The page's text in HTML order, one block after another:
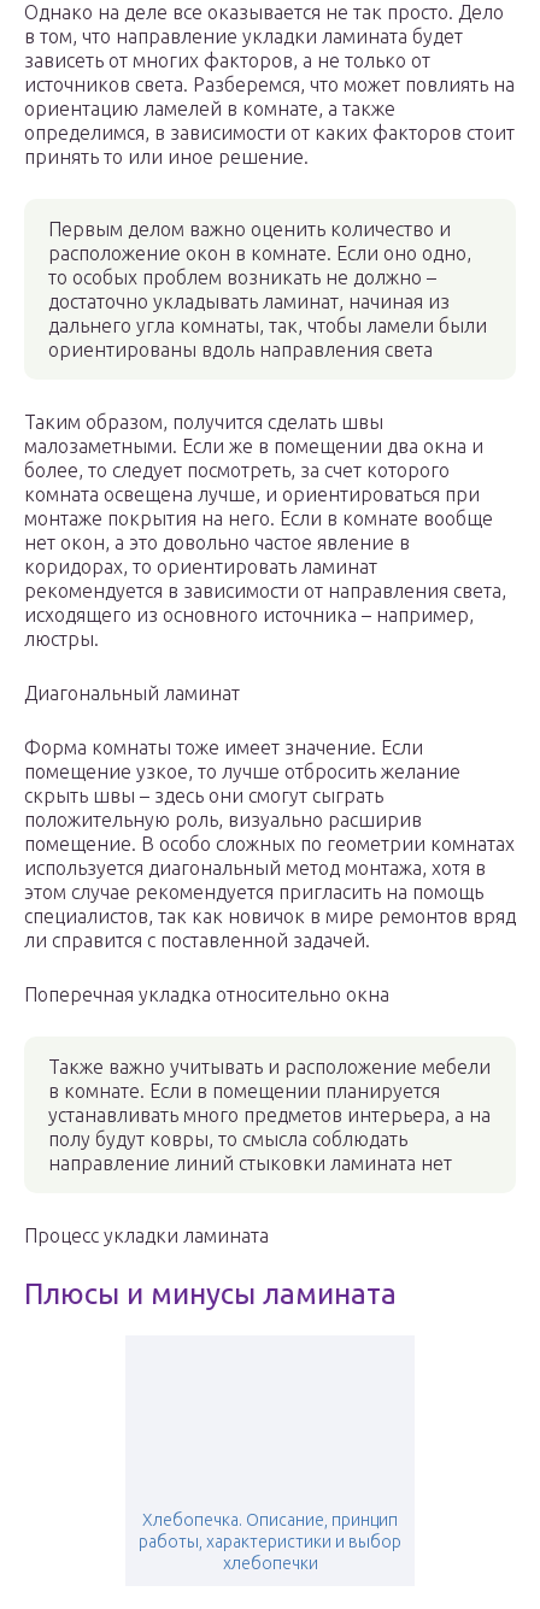
Однако на деле все оказывается не так просто. Дело
в том, что направление укладки ламината будет
зависеть от многих факторов, а не только от
источников света. Разберемся, что может повлиять на
ориентацию ламелей в комнате, а также
определимся, в зависимости от каких факторов стоит
принять то или иное решение.
Первым делом важно оценить количество и
расположение окон в комнате. Если оно одно,
то особых проблем возникать не должно –
достаточно укладывать ламинат, начиная из
дальнего угла комнаты, так, чтобы ламели были
ориентированы вдоль направления света
Таким образом, получится сделать швы
малозаметными. Если же в помещении два окна и
более, то следует посмотреть, за счет которого
комната освещена лучше, и ориентироваться при
монтаже покрытия на него. Если в комнате вообще
нет окон, а это довольно частое явление в
коридорах, то ориентировать ламинат
рекомендуется в зависимости от направления света,
исходящего из основного источника – например,
люстры.
Диагональный ламинат
Форма комнаты тоже имеет значение. Если
помещение узкое, то лучше отбросить желание
скрыть швы – здесь они смогут сыграть
положительную роль, визуально расширив
помещение. В особо сложных по геометрии комнатах
используется диагональный метод монтажа, хотя в
этом случае рекомендуется пригласить на помощь
специалистов, так как новичок в мире ремонтов вряд
ли справится с поставленной задачей.
Поперечная укладка относительно окна
Также важно учитывать и расположение мебели
в комнате. Если в помещении планируется
устанавливать много предметов интерьера, а на
полу будут ковры, то смысла соблюдать
направление линий стыковки ламината нет
Процесс укладки ламината
Плюсы и минусы ламината
Хлебопечка. Описание, принцип
работы, характеристики и выбор
хлебопечки